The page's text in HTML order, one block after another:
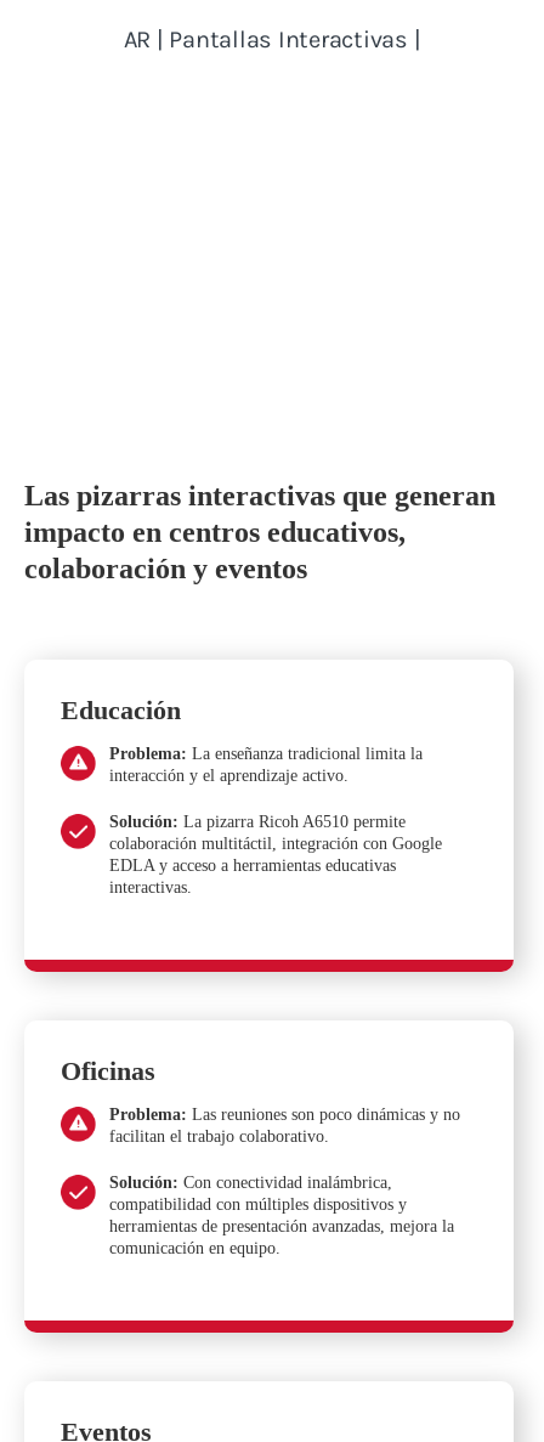
Las pizarras interactivas que generan
impacto en centros educativos,
colaboración y eventos
Educación
Problema: La enseñanza tradicional limita la
interacción y el aprendizaje activo.
Solución: La pizarra Ricoh A6510 permite
colaboración multitáctil, integración con Google
EDLA y acceso a herramientas educativas
interactivas.
Oficinas
Problema: Las reuniones son poco dinámicas y no
facilitan el trabajo colaborativo.
Solución: Con conectividad inalámbrica,
compatibilidad con múltiples dispositivos y
herramientas de presentación avanzadas, mejora la
comunicación en equipo.
Eventos